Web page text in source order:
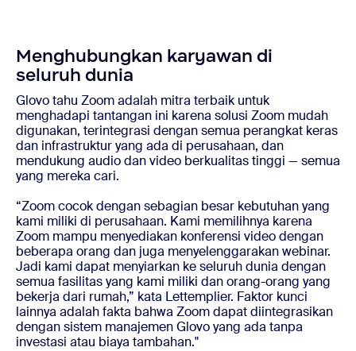
Menghubungkan karyawan di
seluruh dunia
Glovo tahu Zoom adalah mitra terbaik untuk
menghadapi tantangan ini karena solusi Zoom mudah
digunakan, terintegrasi dengan semua perangkat keras
dan infrastruktur yang ada di perusahaan, dan
mendukung audio dan video berkualitas tinggi — semua
yang mereka cari.
“Zoom cocok dengan sebagian besar kebutuhan yang
kami miliki di perusahaan. Kami memilihnya karena
Zoom mampu menyediakan konferensi video dengan
beberapa orang dan juga menyelenggarakan webinar.
Jadi kami dapat menyiarkan ke seluruh dunia dengan
semua fasilitas yang kami miliki dan orang-orang yang
bekerja dari rumah,” kata Lettemplier. Faktor kunci
lainnya adalah fakta bahwa Zoom dapat diintegrasikan
dengan sistem manajemen Glovo yang ada tanpa
investasi atau biaya tambahan."